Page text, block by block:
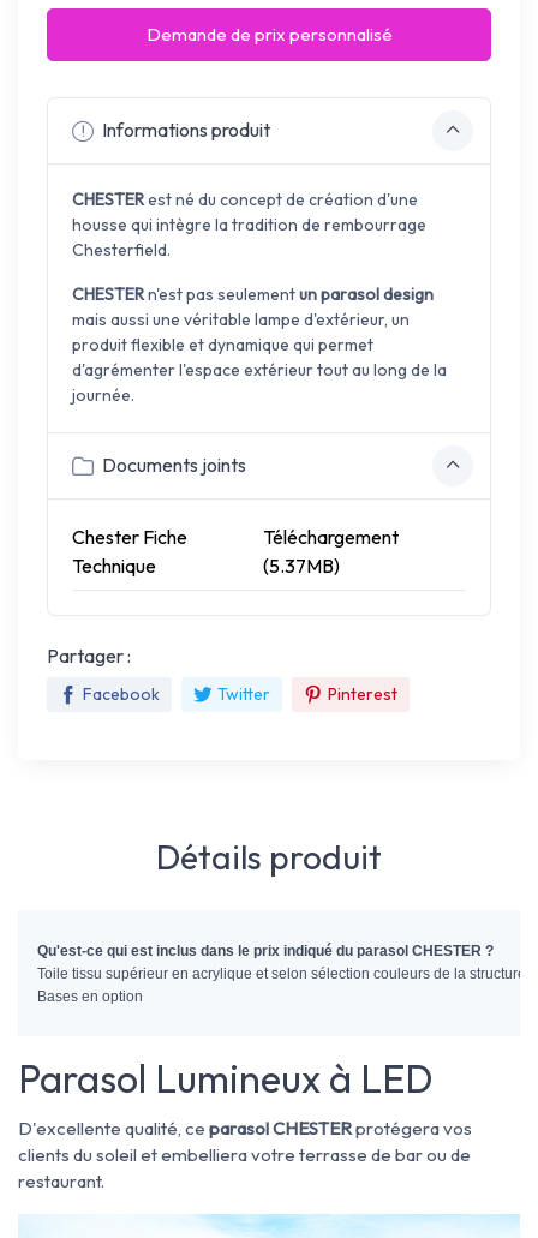
Demande de prix personnalisé
Informations produit
CHESTERest né du concept de création d'une
housse qui intègre la tradition de rembourrage
Chesterfield.
CHESTERn'est pas seulementun parasol design
mais aussi une véritable lampe d'extérieur, un
produit flexible et dynamique qui permet
d'agrémenter l'espace extérieur tout au long de la
journée.
Documents joints
Chester Fiche
Technique
Téléchargement
(5.37MB)
Partager :
Facebook Twitter Pinterest
Détails produit
Qu'est-ce qui est inclus dans le prix indiqué du parasol CHESTER ?
Toile tissu supérieur en acrylique et selon sélection couleurs de la structure.
Bases en option
Parasol Lumineux à LED
D'excellente qualité, ce parasol CHESTERprotégera vos
clients du soleil et embelliera votre terrasse de bar ou de
restaurant.